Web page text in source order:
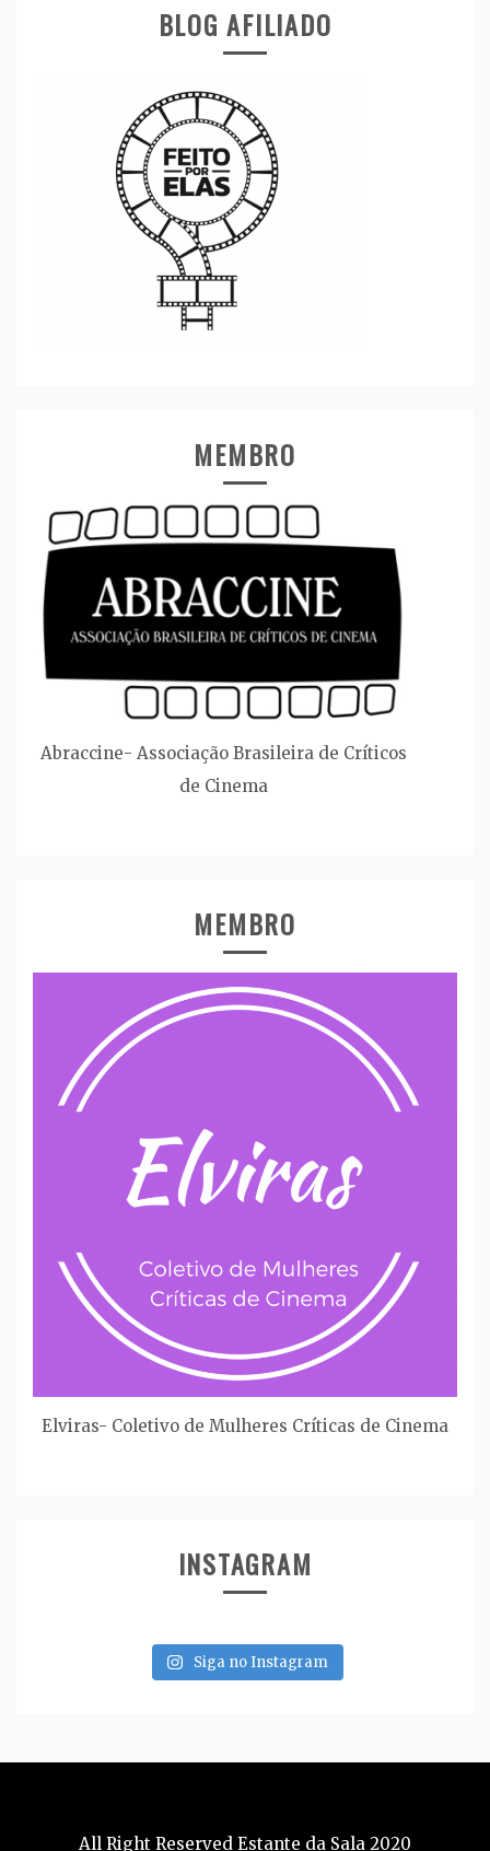
BLOG AFILIADO
MEMBRO
Abraccine- Associação Brasileira de Críticos
de Cinema
MEMBRO
Elviras- Coletivo de Mulheres Críticas de Cinema
INSTAGRAM
Siga no Instagram
All Right Reserved Estante da Sala 2020